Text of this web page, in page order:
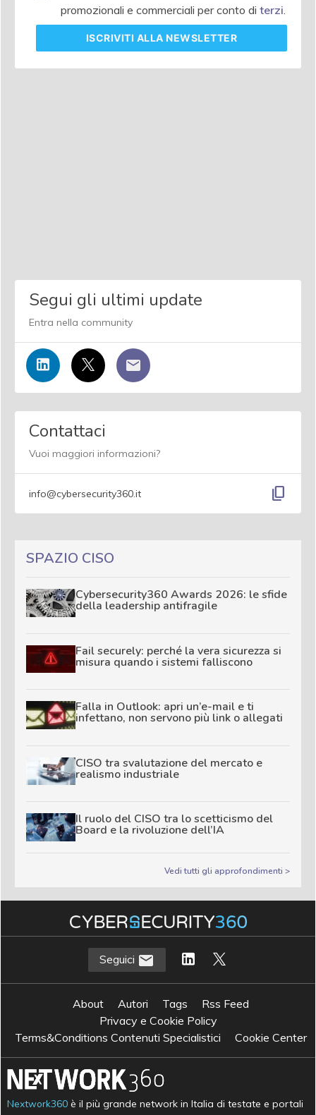
promozionali e commerciali per conto di terzi.
ISCRIVITI ALLA NEWSLETTER
Segui gli ultimi update
Entra nella community
Contattaci
Vuoi maggiori informazioni?
info@cybersecurity360.it content_copy
SPAZIO CISO
Cybersecurity360 Awards 2026: le sfide
della leadership antifragile
Fail securely: perché la vera sicurezza si
misura quando i sistemi falliscono
Falla in Outlook: apri un’e-mail e ti
infettano, non servono più link o allegati
CISO tra svalutazione del mercato e
realismo industriale
Il ruolo del CISO tra lo scetticismo del
Board e la rivoluzione dell’IA
Vedi tutti gli approfondimenti >
Seguici
About Autori Tags
Rss Feed
Privacy e Cookie Policy
Terms&Conditions Contenuti Specialistici
Cookie Center
Nextwork360 è il più grande network in Italia di testate e portali